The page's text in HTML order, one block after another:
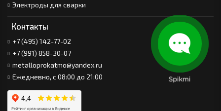
Электроды для сварки
Контакты
+7 (495) 142-77-02
+7 (991) 858-30-07
metalloprokatmo@yandex.ru
Ежедневно, с 08:00 до 21:00